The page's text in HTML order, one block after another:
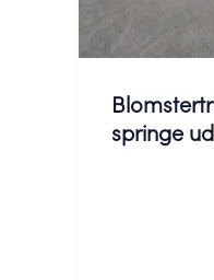
springe ud